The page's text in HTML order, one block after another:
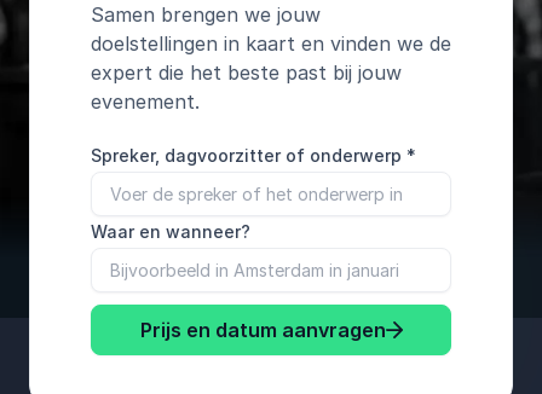
Samen brengen we jouw
doelstellingen in kaart en vinden we de
expert die het beste past bij jouw
evenement.
Spreker, dagvoorzitter of onderwerp *
Waar en wanneer?
Prijs en datum aanvragen